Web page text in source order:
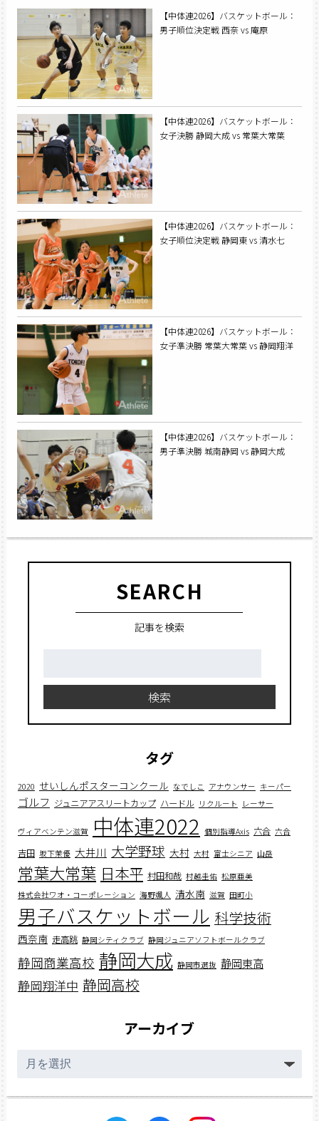
【中体連2026】バスケットボール：
男子順位決定戦 西奈 vs 庵原
【中体連2026】バスケットボール：
女子決勝 静岡大成 vs 常葉大常葉
【中体連2026】バスケットボール：
女子順位決定戦 静岡東 vs 清水七
【中体連2026】バスケットボール：
女子準決勝 常葉大常葉 vs 静岡翔洋
【中体連2026】バスケットボール：
男子準決勝 城南静岡 vs 静岡大成
SEARCH
記事を検索
検索
タグ
2020 せいしんポスターコンクール なでしこ アナウンサー キーパー
ゴルフ ジュニアアスリートカップ ハードル リクルート レーサー
ヴィアベンテン滋賀 中体連2022 個別指導Axis 六合 六合
吉田 坂下茉優 大井川 大学野球 大村 大村 富士シニア 山岳
常葉大常葉 日本平 村田和哉 村越圭佑 松原亜美
株式会社ワオ・コーポレーション 海野颯人 清水南 滋賀 田町小
男子バスケットボール 科学技術
西奈南 走高跳 静岡シティクラブ 静岡ジュニアソフトボールクラブ
静岡商業高校 静岡大成 静岡市選抜 静岡東高
静岡翔洋中 静岡高校
アーカイブ
ー